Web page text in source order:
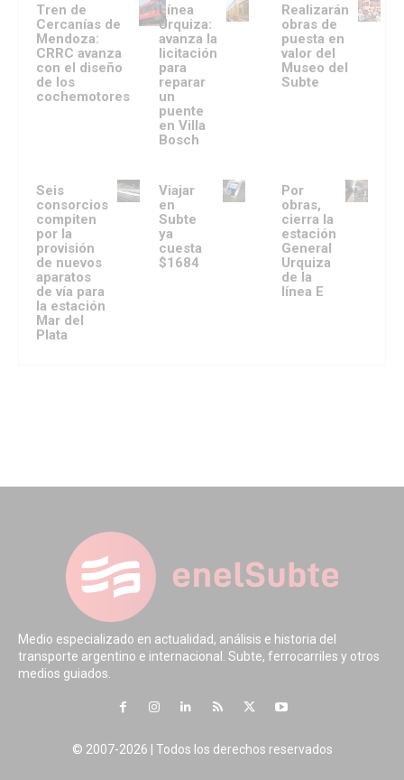
Tren de
Cercanías de
Mendoza:
CRRC avanza
con el diseño
de los
cochemotores
Línea
Urquiza:
avanza la
licitación
para
reparar
un
puente
en Villa
Bosch
Realizarán
obras de
puesta en
valor del
Museo del
Subte
Seis
consorcios
compiten
por la
provisión
de nuevos
aparatos
de vía para
la estación
Mar del
Plata
Viajar
en
Subte
ya
cuesta
$1684
Por
obras,
cierra la
estación
General
Urquiza
de la
línea E
Medio especializado en actualidad, análisis e historia del
transporte argentino e internacional. Subte, ferrocarriles y otros
medios guiados.
© 2007-2026 | Todos los derechos reservados